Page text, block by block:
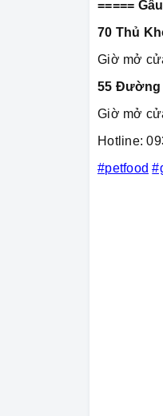
=====
70 Thủ
Giờ mở
55 Đường
Giờ mở
Hotline:
#petfood